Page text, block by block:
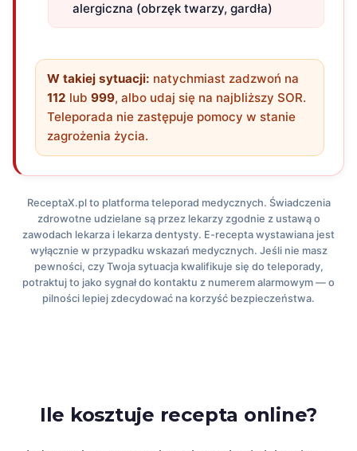
alergiczna (obrzęk twarzy, gardła)
W takiej sytuacji: natychmiast zadzwoń na
112 lub 999, albo udaj się na najbliższy SOR.
Teleporada nie zastępuje pomocy w stanie
zagrożenia życia.
ReceptaX.pl to platforma teleporad medycznych. Świadczenia
zdrowotne udzielane są przez lekarzy zgodnie z ustawą o
zawodach lekarza i lekarza dentysty. E-recepta wystawiana jest
wyłącznie w przypadku wskazań medycznych. Jeśli nie masz
pewności, czy Twoja sytuacja kwalifikuje się do teleporady,
potraktuj to jako sygnał do kontaktu z numerem alarmowym — o
pilności lepiej zdecydować na korzyść bezpieczeństwa.
Ile kosztuje recepta online?